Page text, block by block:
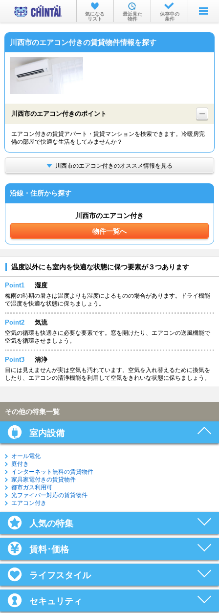
お部屋を探す
沿線・駅から
物件特集から
TOP
気になる
リスト
最近見た
物件
保存中の
条件
川西市のエアコン付きの賃貸物件情報を探す
川西市のエアコン付きのポイント
エアコン付きの賃貸アパート・賃貸マンションを検索できます。冷暖房完
備の部屋で快適な生活をしてみませんか？
川西市のエアコン付きのオススメ情報を見る
沿線・住所から探す
川西市のエアコン付き
物件一覧へ
温度以外にも室内を快適な状態に保つ要素が３つあります
Point1 湿度
梅雨の時期の暑さは温度よりも湿度によるものの場合があります。ドライ機能
で湿度を快適な状態に保ちましょう。
Point2 気流
空気の循環も快適さに必要な要素です。窓を開けたり、エアコンの送風機能で
空気を循環させましょう。
Point3 清浄
目には見えませんが実は空気も汚れています。空気を入れ替えるために換気を
したり、エアコンの清浄機能を利用して空気をきれいな状態に保ちましょう。
その他の特集一覧
室内設備
オール電化
庭付き
インターネット無料の賃貸物件
家具家電付きの賃貸物件
都市ガス利用可
光ファイバー対応の賃貸物件
エアコン付き
人気の特集
賃料･価格
ライフスタイル
セキュリティ